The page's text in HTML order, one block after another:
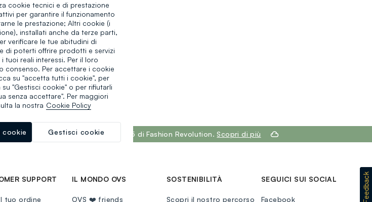
il report What Fuels Fashion? 2025 di Fashion Revolution. Scopri di più
SUPPORT
tuo ordine
IL MONDO OVS
OVS ❤️ friends
SOSTENIBILITÀ
Scopri il nostro percorso
SEGUICI SUI SOCIAL
Facebook
cookie tecnici e di prestazione
per garantire il funzionamento
le prestazione; Altri cookie (i
installati anche da terze parti,
verificare le tue abitudini di
di poterti offrire prodotti e servizi
tuoi reali interessi. Per il loro
consenso. Per accettare i cookie
su "accetta tutti i cookie", per
"Gestisci cookie" o per rifiutarli
senza accettare". Per maggiori
la nostra Cookie Policy
Gestisci cookie